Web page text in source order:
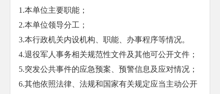
1.本单位主要职能；
2.本单位领导分工；
3.本行政机关内设机构、职能、办事程序等情况。
4.退役军人事务相关规范性文件及其他可公开文件；
5.突发公共事件的应急预案、预警信息及应对情况；
6.其他依照法律、法规和国家有关规定应当主动公开